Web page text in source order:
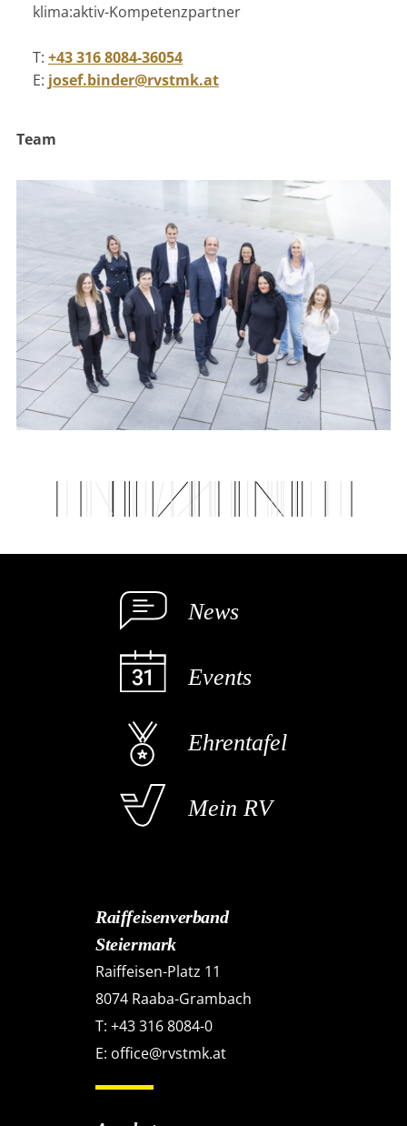
klima:aktiv-Kompetenzpartner
T: +43 316 8084-36054
E: josef.binder@rvstmk.at
Team
News
Events
Ehrentafel
Mein RV
Raiffeisenverband
Steiermark
Raiffeisen-Platz 11
8074 Raaba-Grambach
T: +43 316 8084-0
E: office@rvstmk.at